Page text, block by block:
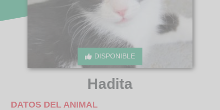
DISPONIBLE
Hadita
DATOS DEL ANIMAL